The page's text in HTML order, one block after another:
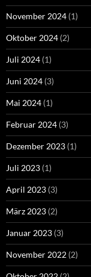
November 2024 (1)
Oktober 2024 (2)
Juli 2024 (1)
Juni 2024 (3)
Mai 2024 (1)
Februar 2024 (3)
Dezember 2023 (1)
Juli 2023 (1)
April 2023 (3)
März 2023 (2)
Januar 2023 (3)
November 2022 (2)